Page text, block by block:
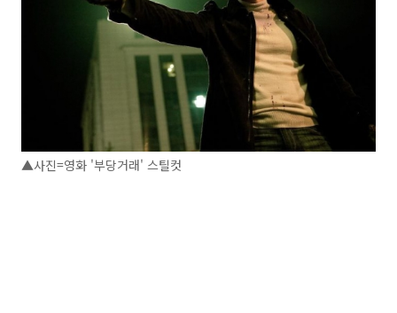
▲사진=영화 '부당거래' 스틸컷